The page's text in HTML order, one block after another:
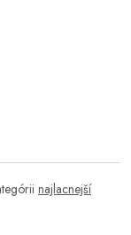
najlacnejší